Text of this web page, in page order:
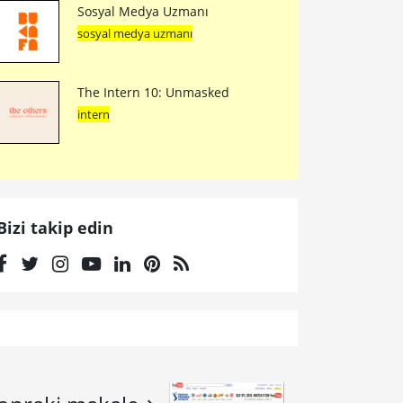
Sosyal Medya Uzmanı
sosyal medya uzmanı
The Intern 10: Unmasked
intern
takip edin